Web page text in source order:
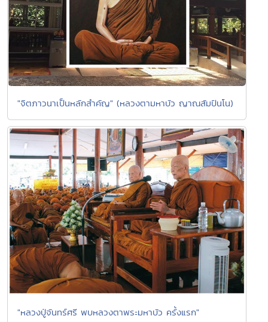
"จิตภาวนาเป็นหลักสำคัญ" (หลวงตามหาบัว ญาณสัมปันโน)
"หลวงปู่จันทร์ศรี พบหลวงตาพระมหาบัว ครั้งแรก"